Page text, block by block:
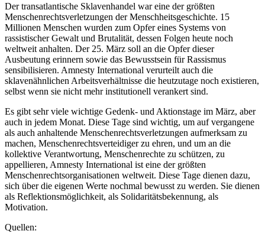
Der transatlantische Sklavenhandel war eine der größten
Menschenrechtsverletzungen der Menschheitsgeschichte. 15
Millionen Menschen wurden zum Opfer eines Systems von
rassistischer Gewalt und Brutalität, dessen Folgen heute noch
weltweit anhalten. Der 25. März soll an die Opfer dieser
Ausbeutung erinnern sowie das Bewusstsein für Rassismus
sensibilisieren. Amnesty International verurteilt auch die
sklavenähnlichen Arbeitsverhältnisse die heutzutage noch existieren,
selbst wenn sie nicht mehr institutionell verankert sind.
Es gibt sehr viele wichtige Gedenk- und Aktionstage im März, aber
auch in jedem Monat. Diese Tage sind wichtig, um auf vergangene
als auch anhaltende Menschenrechtsverletzungen aufmerksam zu
machen, Menschenrechtsverteidiger zu ehren, und um an die
kollektive Verantwortung, Menschenrechte zu schützen, zu
appellieren, Amnesty International ist eine der größten
Menschenrechtsorganisationen weltweit. Diese Tage dienen dazu,
sich über die eigenen Werte nochmal bewusst zu werden. Sie dienen
als Reflektionsmöglichkeit, als Solidaritätsbekennung, als
Motivation.
Quellen: